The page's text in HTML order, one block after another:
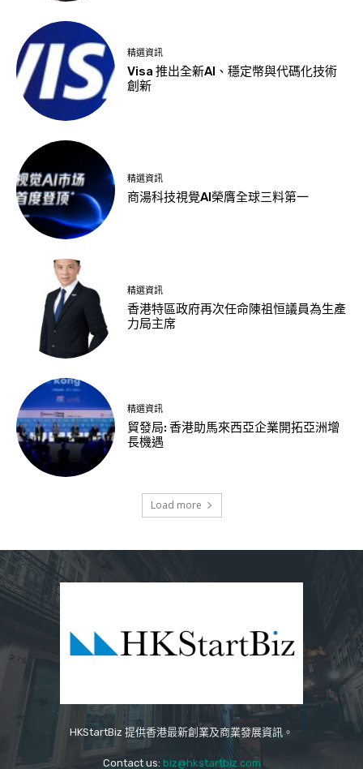
精選資訊
Visa 推出全新AI、穩定幣與代碼化技術
創新
精選資訊
商湯科技視覺AI榮膺全球三料第一
精選資訊
香港特區政府再次任命陳祖恒議員為生產
力局主席
精選資訊
貿發局: 香港助馬來西亞企業開拓亞洲增
長機遇
Load more
HKStartBiz 提供香港最新創業及商業發展資訊。
Contact us: biz@hkstartbiz.com